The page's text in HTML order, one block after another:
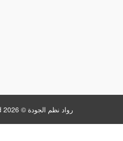
All rights reserved رواد نظم الجودة © 2026